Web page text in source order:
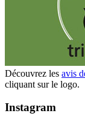
Découvrez les avis
cliquant sur le logo.
Instagram